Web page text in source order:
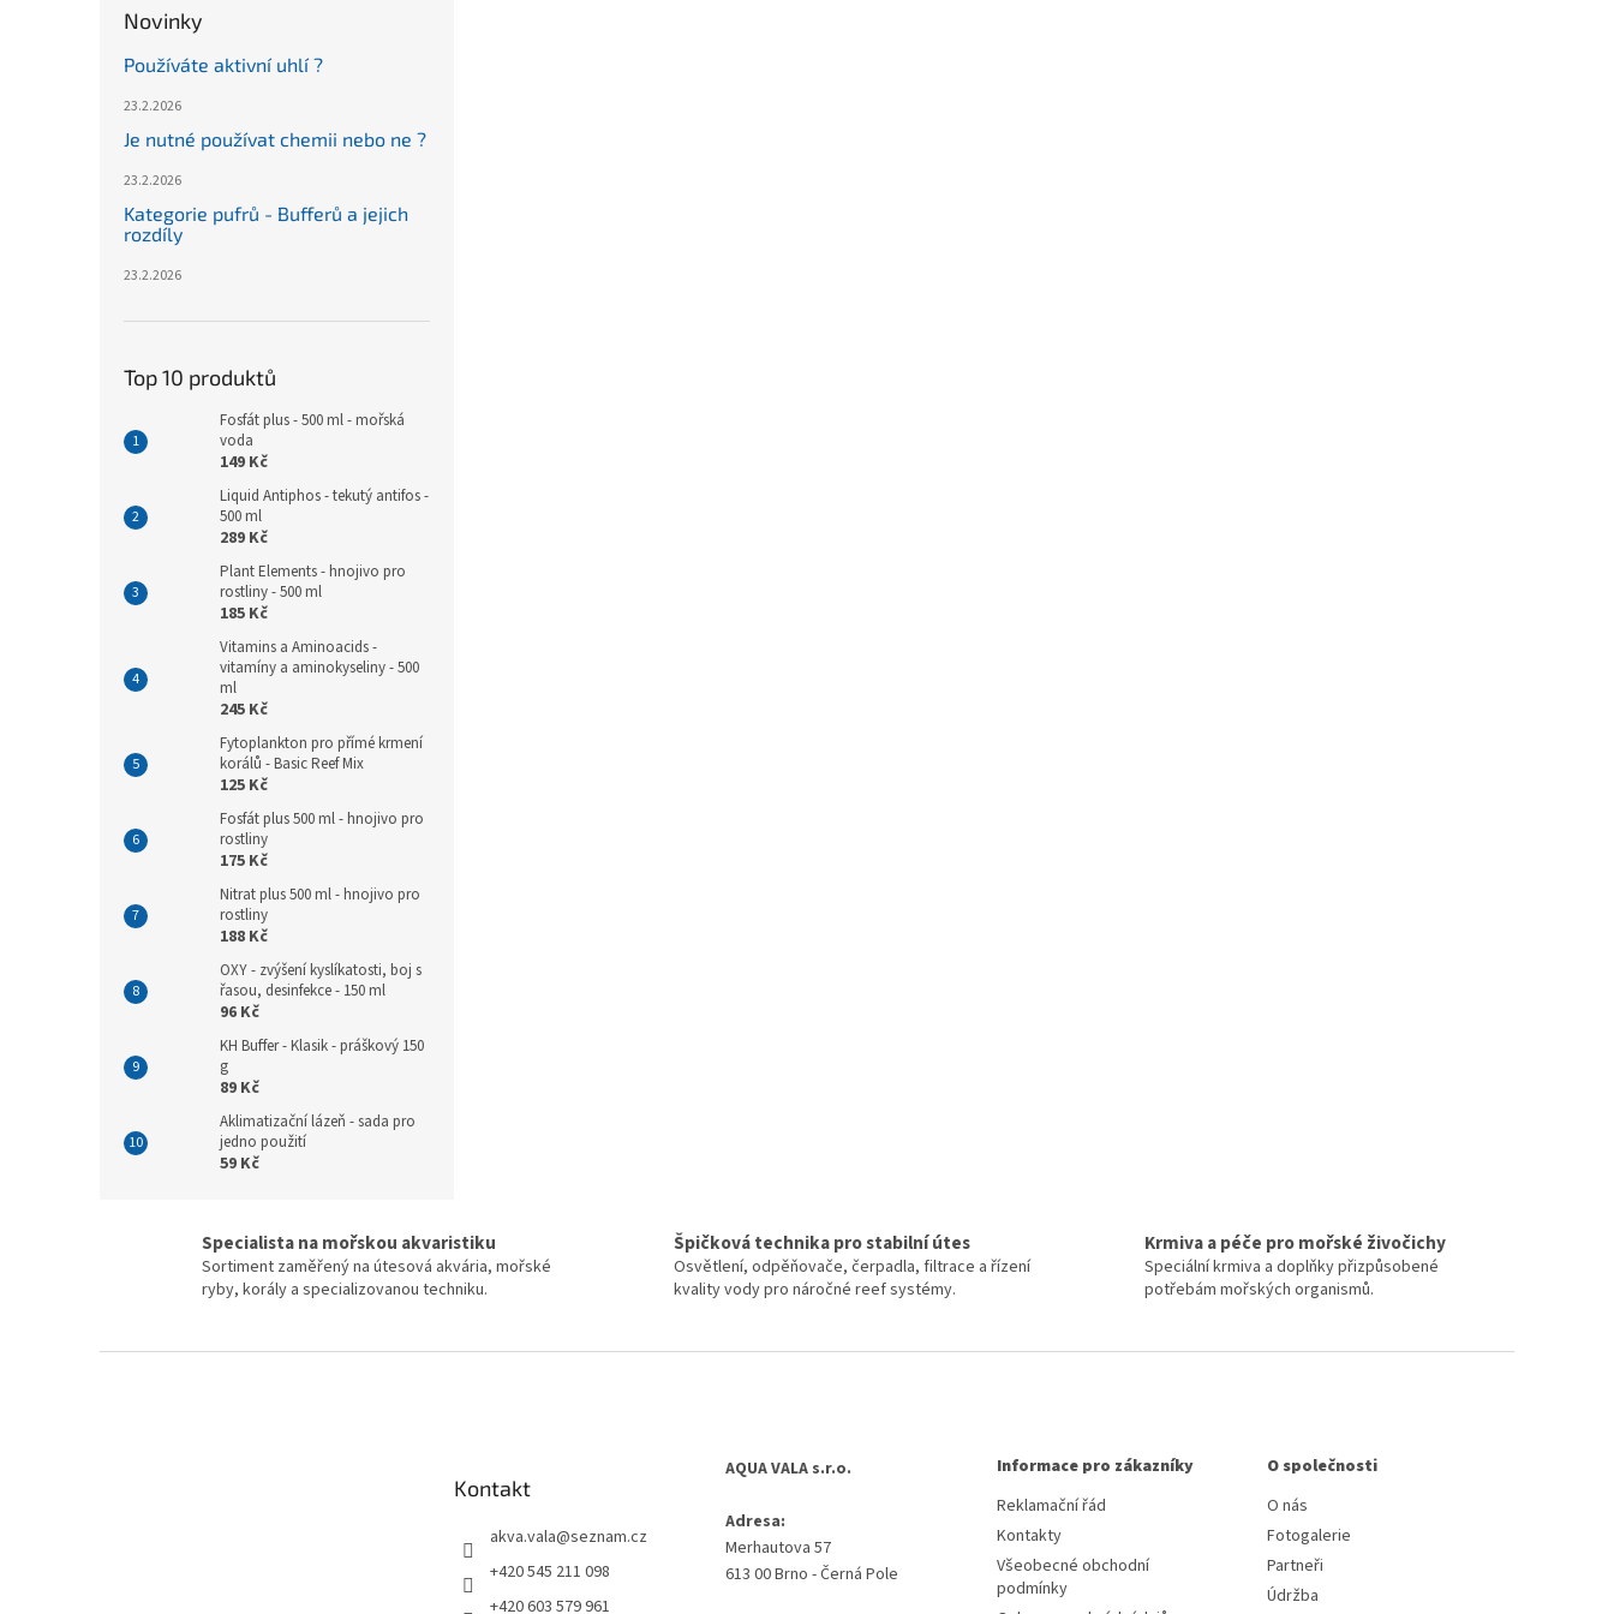
Novinky
Používáte aktivní uhlí ?
23.2.2026
Je nutné používat chemii nebo ne ?
23.2.2026
Kategorie pufrů - Bufferů a jejich
rozdíly
23.2.2026
Top 10 produktů
Fosfát plus - 500 ml - mořská
voda
149 Kč
Liquid Antiphos - tekutý antifos -
500 ml
289 Kč
Plant Elements - hnojivo pro
rostliny - 500 ml
185 Kč
Vitamins a Aminoacids -
vitamíny a aminokyseliny - 500
ml
245 Kč
Fytoplankton pro přímé krmení
korálů - Basic Reef Mix
125 Kč
Fosfát plus 500 ml - hnojivo pro
rostliny
175 Kč
Nitrat plus 500 ml - hnojivo pro
rostliny
188 Kč
OXY - zvýšení kyslíkatosti, boj s
řasou, desinfekce - 150 ml
96 Kč
KH Buffer - Klasik - práškový 150
g
89 Kč
Aklimatizační lázeň - sada pro
jedno použití
59 Kč
Specialista na mořskou akvaristiku
Sortiment zaměřený na útesová akvária, mořské
ryby, korály a specializovanou techniku.
Špičková technika pro stabilní útes
Osvětlení, odpěňovače, čerpadla, filtrace a řízení
kvality vody pro náročné reef systémy.
Krmiva a péče pro mořské živočichy
Speciální krmiva a doplňky přizpůsobené
potřebám mořských organismů.
Kontakt
akva.vala@seznam.cz
+420 545 211 098
+420 603 579 961
AQUA VALA s.r.o.
Adresa:
Merhautova 57
613 00 Brno - Černá Pole
Informace pro zákazníky
Reklamační řád
Kontakty
Všeobecné obchodní
podmínky
O společnosti
O nás
Fotogalerie
Partneři
Údržba